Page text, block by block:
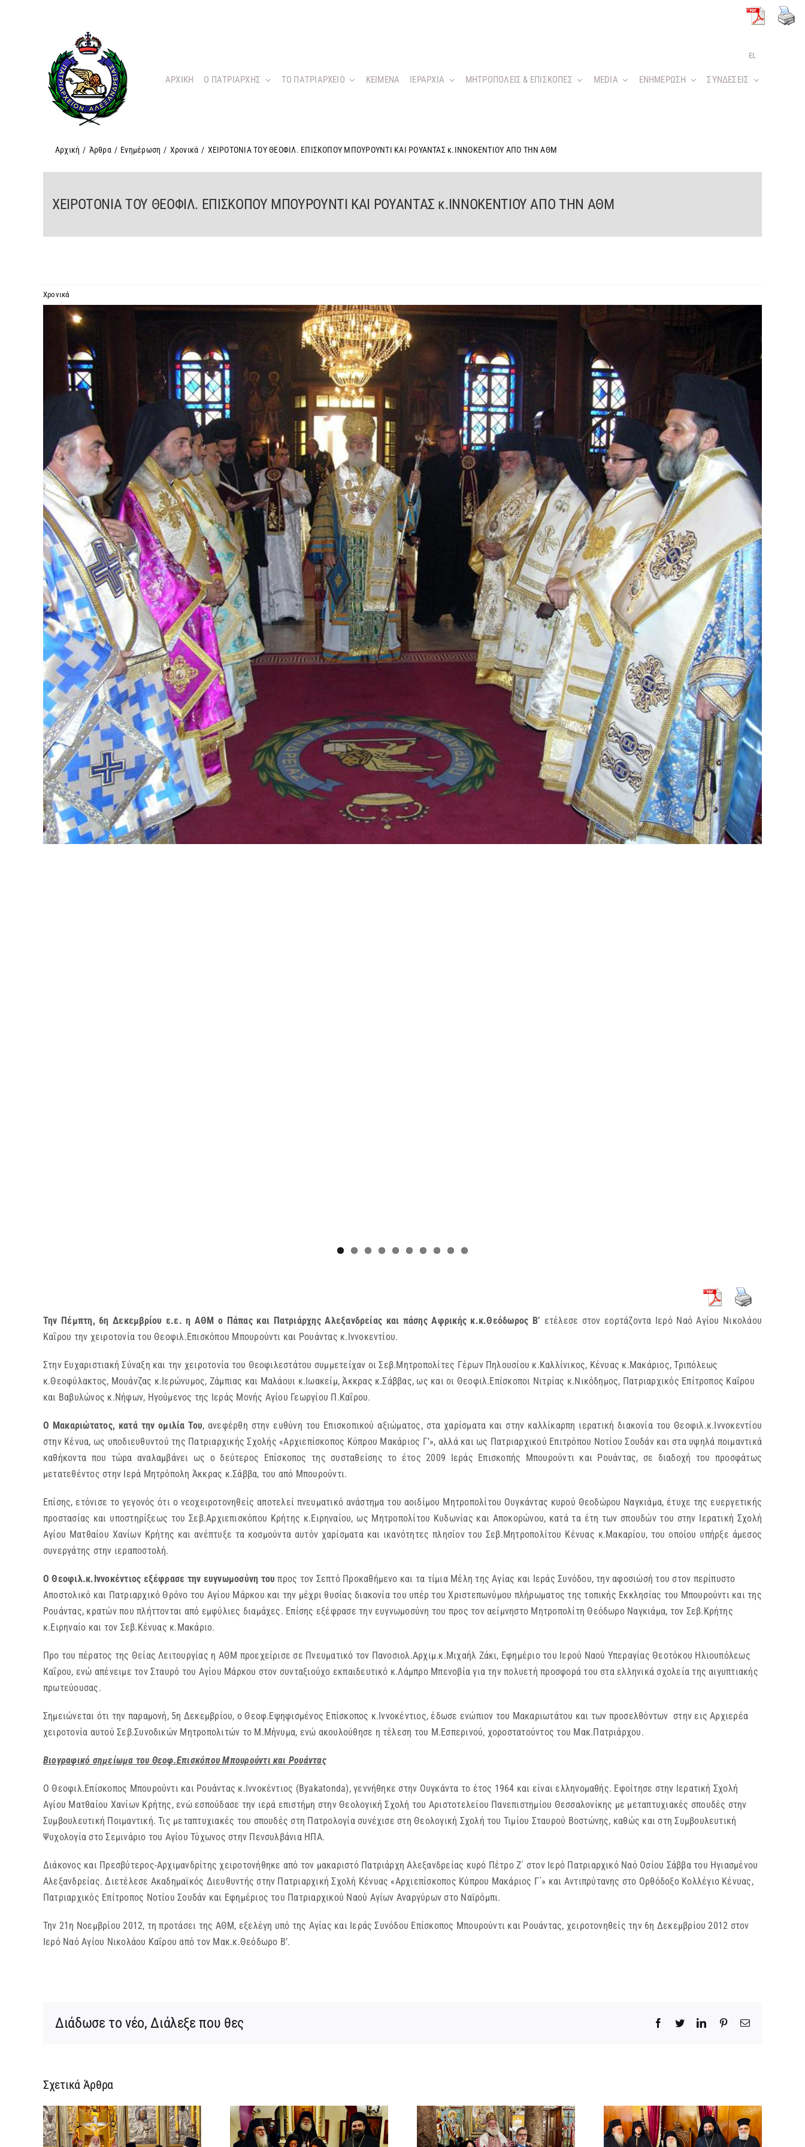
EL
ΑΡΧΙΚΗ O ΠΑΤΡΙΑΡΧΗΣ ΤΟ ΠΑΤΡΙΑΡΧΕΙΟ KEIMENA ΙΕΡΑΡΧΙΑ ΜΗΤΡΟΠΟΛΕΙΣ & ΕΠΙΣΚΟΠΕΣ MEDIA ΕΝΗΜΕΡΩΣΗ ΣΥΝΔΕΣΕΙΣ
Αρχική / Άρθρα / Ενημέρωση / Χρονικά / ΧΕΙΡΟΤΟΝΙΑ ΤΟΥ ΘΕΟΦΙΛ. ΕΠΙΣΚΟΠΟΥ ΜΠΟΥΡΟΥΝΤΙ ΚΑΙ ΡΟΥΑΝΤΑΣ κ.ΙΝΝΟΚΕΝΤΙΟΥ ΑΠΟ ΤΗΝ ΑΘΜ
ΧΕΙΡΟΤΟΝΙΑ ΤΟΥ ΘΕΟΦΙΛ. ΕΠΙΣΚΟΠΟΥ ΜΠΟΥΡΟΥΝΤΙ ΚΑΙ ΡΟΥΑΝΤΑΣ κ.ΙΝΝΟΚΕΝΤΙΟΥ ΑΠΟ ΤΗΝ ΑΘΜ
Χρονικά
Προβολή
μεγαλύτερης
Την Πέμπτη, 6η Δεκεμβρίου ε.ε. η ΑΘΜ ο Πάπας και Πατριάρχης Αλεξανδρείας και πάσης Αφρικής κ.κ.Θεόδωρος Β’ ετέλεσε στον εορτάζοντα Ιερό Ναό Αγίου Νικολάου
Καΐρου την χειροτονία του Θεοφιλ.Επισκόπου Μπουρούντι και Ρουάντας κ.Ιννοκεντίου.
Στην Ευχαριστιακή Σύναξη και την χειροτονία του Θεοφιλεστάτου συμμετείχαν οι Σεβ.Μητροπολίτες Γέρων Πηλουσίου κ.Καλλίνικος, Κένυας κ.Μακάριος, Τριπόλεως
κ.Θεοφύλακτος, Μουάνζας κ.Ιερώνυμος, Ζάμπιας και Μαλάουι κ.Ιωακείμ, Άκκρας κ.Σάββας, ως και οι Θεοφιλ.Επίσκοποι Νιτρίας κ.Νικόδημος, Πατριαρχικός Επίτροπος Καΐρου
και Βαβυλώνος κ.Νήφων, Ηγούμενος της Ιεράς Μονής Αγίου Γεωργίου Π.Καΐρου.
Ο Μακαριώτατος, κατά την ομιλία Του, ανεφέρθη στην ευθύνη του Επισκοπικού αξιώματος, στα χαρίσματα και στην καλλίκαρπη ιερατική διακονία του Θεοφιλ.κ.Ιννοκεντίου
στην Κένυα, ως υποδιευθυντού της Πατριαρχικής Σχολής «Αρχιεπίσκοπος Κύπρου Μακάριος Γ’», αλλά και ως Πατριαρχικού Επιτρόπου Νοτίου Σουδάν και στα υψηλά ποιμαντικά
καθήκοντα που τώρα αναλαμβάνει ως ο δεύτερος Επίσκοπος της συσταθείσης το έτος 2009 Ιεράς Επισκοπής Μπουρούντι και Ρουάντας, σε διαδοχή του προσφάτως
μετατεθέντος στην Ιερά Μητρόπολη Άκκρας κ.Σάββα, του από Μπουρούντι.
Επίσης, ετόνισε το γεγονός ότι ο νεοχειροτονηθείς αποτελεί πνευματικό ανάστημα του αοιδίμου Μητροπολίτου Ουγκάντας κυρού Θεοδώρου Ναγκιάμα, έτυχε της ευεργετικής
προστασίας και υποστηρίξεως του Σεβ.Αρχιεπισκόπου Κρήτης κ.Ειρηναίου, ως Μητροπολίτου Κυδωνίας και Αποκορώνου, κατά τα έτη των σπουδών του στην Ιερατική Σχολή
Αγίου Ματθαίου Χανίων Κρήτης και ανέπτυξε τα κοσμούντα αυτόν χαρίσματα και ικανότητες πλησίον του Σεβ.Μητροπολίτου Κένυας κ.Μακαρίου, του οποίου υπήρξε άμεσος
συνεργάτης στην ιεραποστολή.
Ο Θεοφιλ.κ.Ιννοκέντιος εξέφρασε την ευγνωμοσύνη τουπρος τον Σεπτό Προκαθήμενο και τα τίμια Μέλη της Αγίας και Ιεράς Συνόδου, την αφοσιώσή του στον περίπυστο
Αποστολικό και Πατριαρχικό Θρόνο του Αγίου Μάρκου και την μέχρι θυσίας διακονία του υπέρ του Χριστεπωνύμου πλήρωματος της τοπικής Εκκλησίας του Μπουρούντι και της
Ρουάντας, κρατών που πλήττονται από εμφύλιες διαμάχες. Επίσης εξέφρασε την ευγνωμοσύνη του προς τον αείμνηστο Μητροπολίτη Θεόδωρο Ναγκιάμα, τον Σεβ.Κρήτης
κ.Ειρηναίο και τον Σεβ.Κένυας κ.Μακάριο.
Προ του πέρατος της Θείας Λειτουργίας η ΑΘΜ προεχείρισε σε Πνευματικό τον Πανοσιολ.Αρχιμ.κ.Μιχαήλ Ζάκι, Εφημέριο του Ιερού Ναού Υπεραγίας Θεοτόκου Ηλιουπόλεως
Καΐρου, ενώ απένειμε τον Σταυρό του Αγίου Μάρκου στον συνταξιούχο εκπαιδευτικό κ.Λάμπρο Μπενοβία για την πολυετή προσφορά του στα ελληνικά σχολεία της αιγυπτιακής
πρωτεύουσας.
Σημειώνεται ότι την παραμονή, 5η Δεκεμβρίου, ο Θεοφ.Εψηφισμένος Επίσκοπος κ.Ιννοκέντιος, έδωσε ενώπιον του Μακαριωτάτου και των προσελθόντων στην εις Αρχιερέα
χειροτονία αυτού Σεβ.Συνοδικών Μητροπολιτών το Μ.Μήνυμα, ενώ ακουλούθησε η τέλεση του Μ.Εσπερινού, χοροστατούντος του Μακ.Πατριάρχου.
Βιογραφικό σημείωμα του Θεοφ.Επισκόπου Μπουρούντι και Ρουάντας
Ο Θεοφιλ.Επίσκοπος Μπουρούντι και Ρουάντας κ.Ιννοκέντιος (Byakatonda), γεννήθηκε στην Ουγκάντα το έτος 1964 και είναι ελληνομαθής. Εφοίτησε στην Ιερατική Σχολή
Αγίου Ματθαίου Χανίων Κρήτης, ενώ εσπούδασε την ιερά επιστήμη στην Θεολογική Σχολή του Αριστοτελείου Πανεπιστημίου Θεσσαλονίκης με μεταπτυχιακές σπουδές στην
Συμβουλευτική Ποιμαντική. Τις μεταπτυχιακές του σπουδές στη Πατρολογία συνέχισε στη Θεολογική Σχολή του Τιμίου Σταυρού Βοστώνης, καθώς και στη Συμβουλευτική
Ψυχολογία στο Σεμινάριο του Αγίου Τύχωνος στην Πενσυλβάνια ΗΠΑ.
Διάκονος και Πρεσβύτερος-Αρχιμανδρίτης χειροτονήθηκε από τον μακαριστό Πατριάρχη Αλεξανδρείας κυρό Πέτρο Ζ΄ στον Ιερό Πατριαρχικό Ναό Οσίου Σάββα του Ηγιασμένου
Αλεξανδρείας. Διετέλεσε Ακαδημαϊκός Διευθυντής στην Πατριαρχική Σχολή Κένυας «Αρχιεπίσκοπος Κύπρου Μακάριος Γ΄» και Αντιπρύτανης στο Ορθόδοξο Κολλέγιο Κένυας,
Πατριαρχικός Επίτροπος Νοτίου Σουδάν και Εφημέριος του Πατριαρχικού Ναού Αγίων Αναργύρων στο Ναϊρόμπι.
Την 21η Νοεμβρίου 2012, τη προτάσει της ΑΘΜ, εξελέγη υπό της Αγίας και Ιεράς Συνόδου Επίσκοπος Μπουρούντι και Ρουάντας, χειροτονηθείς την 6η Δεκεμβρίου 2012 στον
Ιερό Ναό Αγίου Νικολάου Καΐρου από τον Μακ.κ.Θεόδωρο Β’.
Διάδωσε το νέο, Διάλεξε που θες Facebook
TwitterLinkedInPinterestEmail
Σχετικά Άρθρα